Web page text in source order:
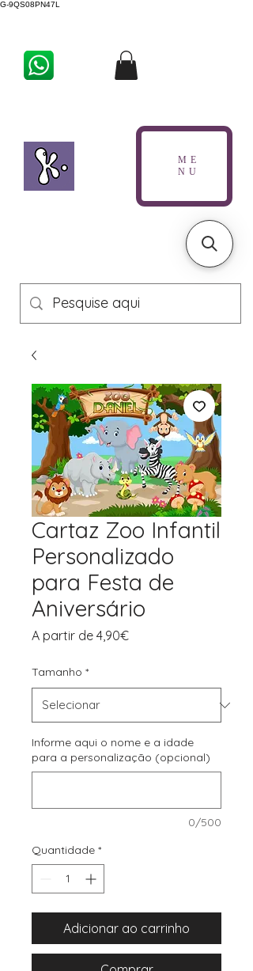
G-9QS08PN47L
ME
NU
Cartaz Zoo Infantil
Personalizado
para Festa de
Aniversário
A partir de 4,90€Preço
Tamanho *
Informe aqui o nome e a idade
para a personalização (opcional)
0/500
Quantidade *
Adicionar ao carrinho